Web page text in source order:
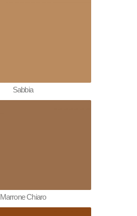
Sabbia
Marrone Chiaro